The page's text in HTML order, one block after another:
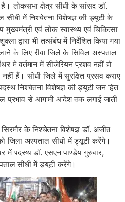
लोकसभा क्षेत्र सीधी के सांसद डॉ.
सीधी में निश्चेतना विशेषज्ञ की ड्यूटी के
एवं लोक स्वास्थ्य एवं चिकित्सा
द्वारा भी तत्संबंध में निर्देशित किया गया
के लिए रीवा जिले के सिविल अस्पताल
में वर्तमान में सीजेरियन प्रशव नहीं हो
हैं। सीधी जिले में सुरक्षित प्रसव कराए
निश्चेतना विशेषज्ञ की ड्यूटी जन हित
प्रभाव से आगामी आदेश तक लगाई जाती
के निश्चेतना विशेषज्ञ डॉ. अजीत
जिला अस्पताल सीधी में ड्यूटी करेंगे।
में पदस्थ डॉ. एसएन पाण्डेय गुरुवार,
सीधी में ड्यूटी करेंगे।